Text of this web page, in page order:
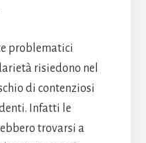
problematici
risiedono nel
di contenziosi
Infatti le
trovarsi a